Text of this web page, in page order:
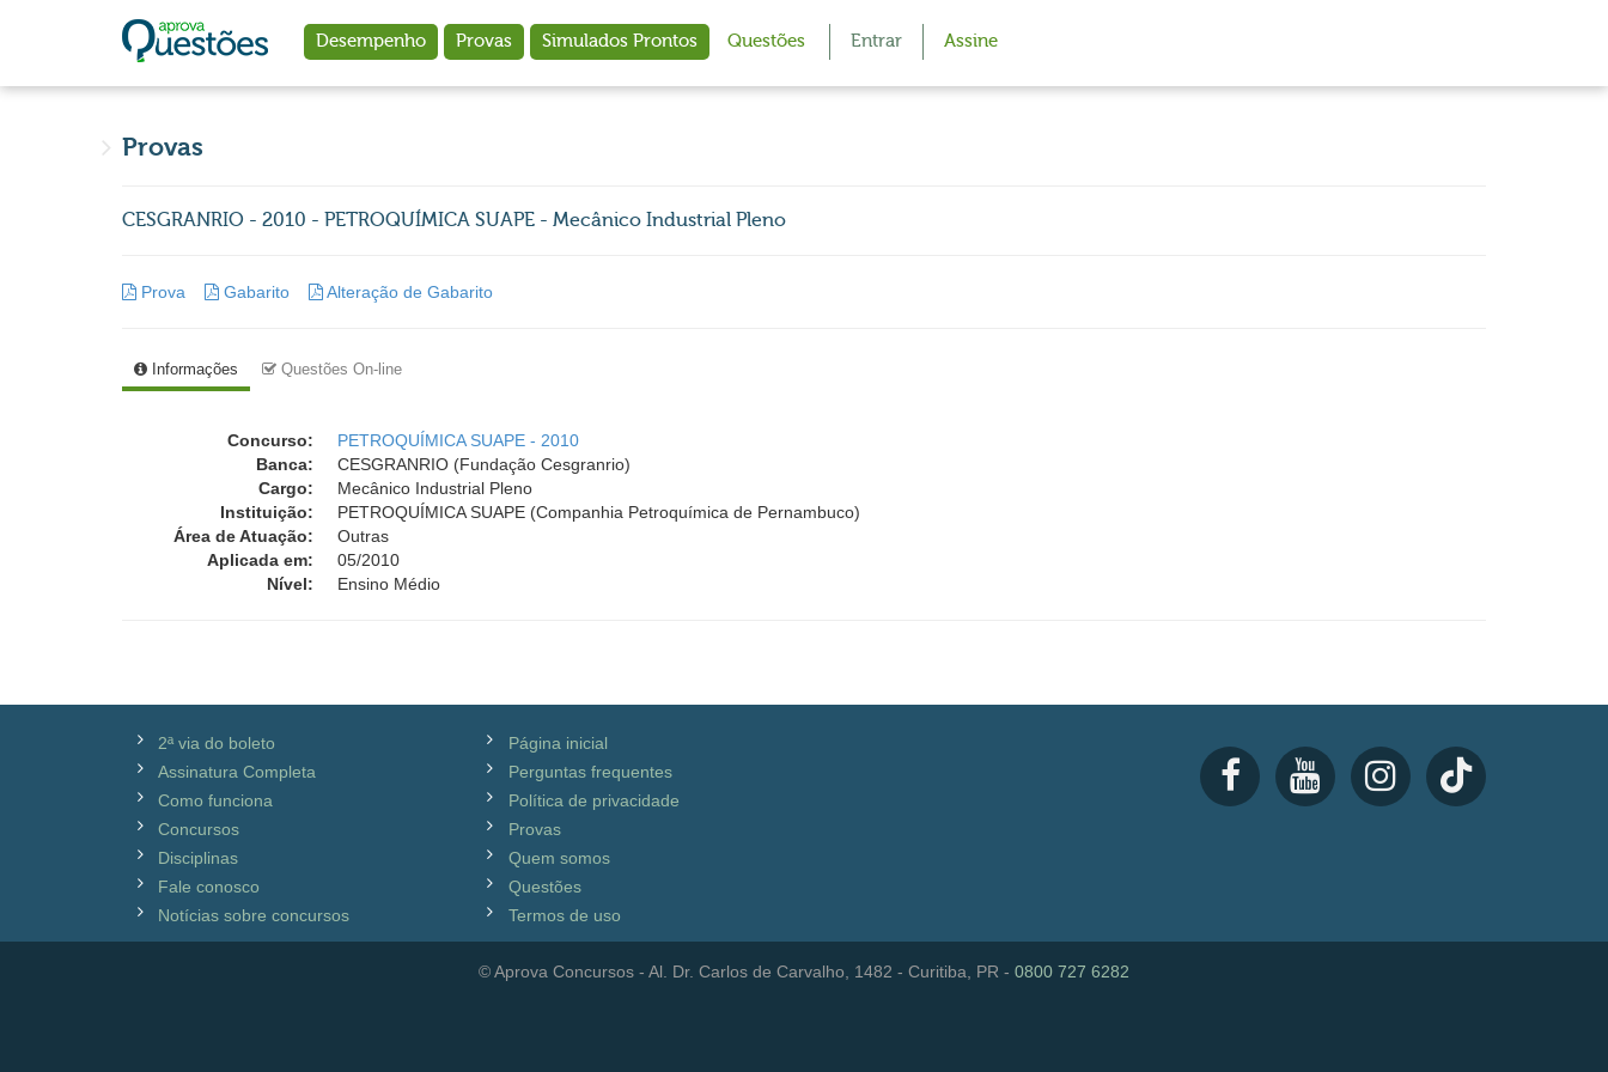
Desempenho Provas Simulados Prontos Questões Entrar Assine
Provas
CESGRANRIO - 2010 - PETROQUÍMICA SUAPE - Mecânico Industrial Pleno
Prova Gabarito Alteração de Gabarito
Informações Questões On-line
Concurso:
PETROQUÍMICA SUAPE - 2010
Banca:
CESGRANRIO (Fundação Cesgranrio)
Cargo:
Mecânico Industrial Pleno
Instituição:
PETROQUÍMICA SUAPE (Companhia Petroquímica de Pernambuco)
Área de Atuação:
Outras
Aplicada em:
05/2010
Nível:
Ensino Médio
2ª via do boleto
Assinatura Completa
Como funciona
Concursos
Disciplinas
Fale conosco
Notícias sobre concursos
Página inicial
Perguntas frequentes
Política de privacidade
Provas
Quem somos
Questões
Termos de uso
© Aprova Concursos - Al. Dr. Carlos de Carvalho, 1482 - Curitiba, PR - 0800 727 6282